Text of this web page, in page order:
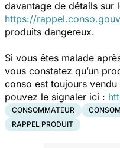
davantage de détails sur
https://
produits dangereux.
Si vous êtes malade
vous constatez qu’un
conso est toujours
pouvez le signaler ici :
CONSOMMATEUR
RAPPEL PRODUIT